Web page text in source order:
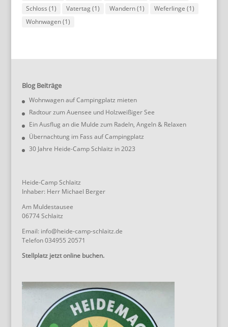
Schloss (1) Vatertag(1) Wandern(1) Weferlinge (1)
Wohnwagen(1)
Blog Beiträge
Wohnwagen auf Campingplatz mieten
Radtour zum Auensee und Holzweißiger See
Ein Ausflug an die Mulde zum Radeln, Angeln & Relaxen
Übernachtung im Fass auf Campingplatz
30 Jahre Heide-Camp Schlaitz in 2023
Heide-Camp Schlaitz
Inhaber: Herr Michael Berger
Am Muldestausee
06774 Schlaitz
Email: info@heide-camp-schlaitz.de
Telefon 034955 20571
Stellplatz jetzt online buchen.